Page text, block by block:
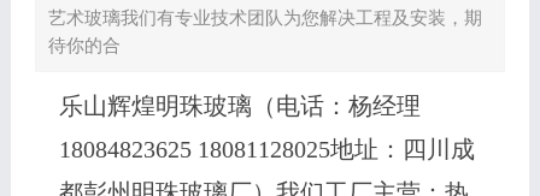
艺术玻璃我们有专业技术团队为您解决工程及安装，期
待你的合
乐山辉煌明珠玻璃（电话：杨经理
18084823625 18081128025地址：四川成